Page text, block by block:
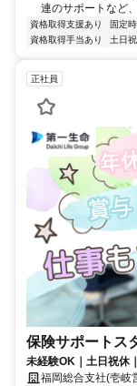
連のサポートなど
資格取得支援あり 固定
資格取得手当あり
土日
正社員
保険サポートス
未経験OK｜土日祝休
福岡総合支社(壱岐